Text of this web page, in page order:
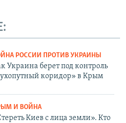
РОССИИ ПРОТИВ УКРАИНЫ
Украина берет под контроль
коридор» в Крым
И ВОЙНА
Киев с лица земли». Кто